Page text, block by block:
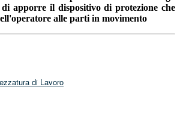
apporre il dispositivo di protezione che
alle parti in movimento
di Lavoro